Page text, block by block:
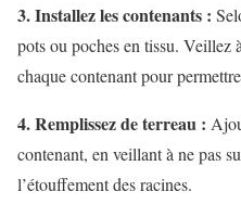
3. Installez les contenants :
pots ou poches en tissu. Veillez
chaque contenant pour
4. Remplissez de terreau :
contenant, en veillant à ne pas
l’étouffement des racines.